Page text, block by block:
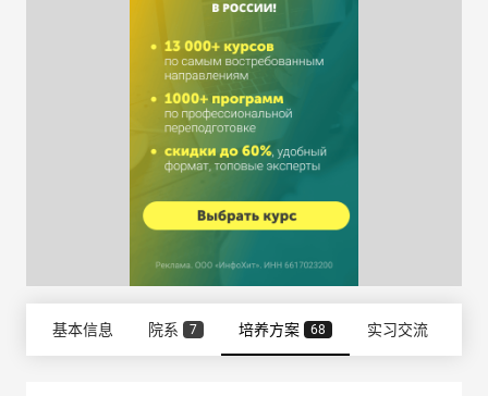
基本信息 院系 7 培养方案 68 实习交流